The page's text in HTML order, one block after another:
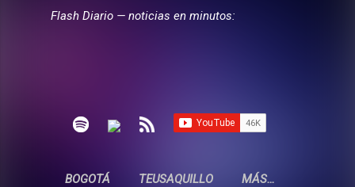
Flash Diario — noticias en minutos:
BOGOTÁ TEUSAQUILLO MÁS…